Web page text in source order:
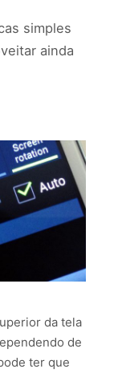
simples
ainda
da tela
de
ter que